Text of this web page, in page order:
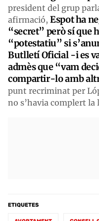
president del grup
afirmació, Espot ha
“secret” però sí que
“potestatiu” si
Butlletí Oficial -i es
admès que “vam
compartir-lo amb
punt recriminat per
no s’havia complert la
ETIQUETES